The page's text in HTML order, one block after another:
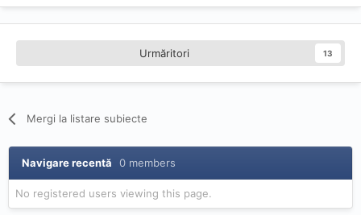
Urmăritori 13
Mergi la listare subiecte
Navigare recentă 0 members
No registered users viewing this page.